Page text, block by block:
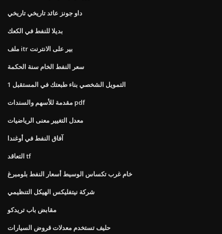
داو جونز عائد تاريخي تاريخي
بديلا للنفط في الكعك
ملف itr بير على الانترنت
سعر النفط الخام سنة الحكمة
التمويل الشخصي بناء طبعتك في المستقبل 1
مقدمة للأسهم والسندات pdf
معدل التغيير معنى الرياضيات
آفاق النفط في أوغندا
التعاقد tf
خام غرب تكساس الوسيط أسعار النفط بلومبرغ
شركة نيتفليكس الهيكل التنظيمي
مقابض باب تريدكو
حليف تستخدم معدلات قروض السيارات